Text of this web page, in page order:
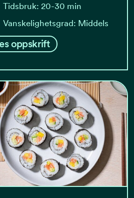
Tidsbruk: 20-30 min
Vanskelighetsgrad: Middels
oppskrift